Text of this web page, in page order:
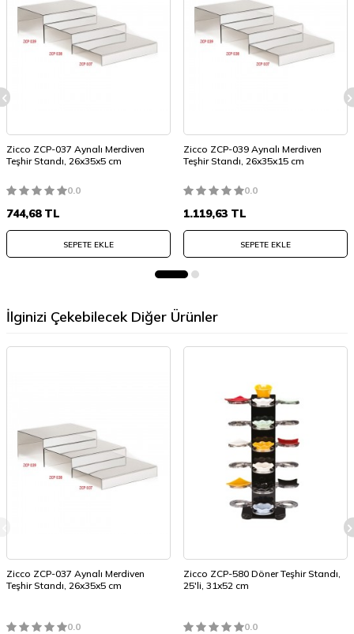
Zicco ZCP-037 Aynalı Merdiven
Teşhir Standı, 26x35x5 cm
0.0
744,68TL
SEPETE EKLE
Zicco ZCP-039 Aynalı Merdiven
Teşhir Standı, 26x35x15 cm
0.0
1.119,63 TL
SEPETE EKLE
İlginizi Çekebilecek Diğer Ürünler
Zicco ZCP-037 Aynalı Merdiven
Teşhir Standı, 26x35x5 cm
0.0
Zicco ZCP-580 Döner Teşhir Standı,
25'li, 31x52 cm
0.0